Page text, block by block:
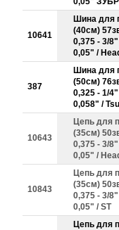
10641
Шина для
(40см)
0,375 - 3/
0,05" /
387
Шина для
(50см)
0,325 - 1/
0,058" /
10643
Цепь для
(35см)
0,375 - 3/
0,05" /
10843
Цепь для
(35см)
0,375 - 3/
0,05" / ST
Цепь для